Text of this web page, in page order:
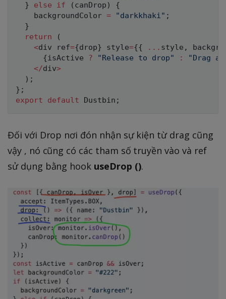
}
else if ( canDrop )
{
    backgroundColor
= "darkkhaki" ;
}
return
(
<div ref={drop} style={{ ... style ,
{isActive ? "Release to drop" :
"Drag a
</div>
) ;
} ;
export
default Dustbin ;
Đối với Drop nơi đón nhận sự kiện từ drag cũng
vậy , nó cũng có các tham số truyền vào và ref
sử dụng bằng hook useDrop ().